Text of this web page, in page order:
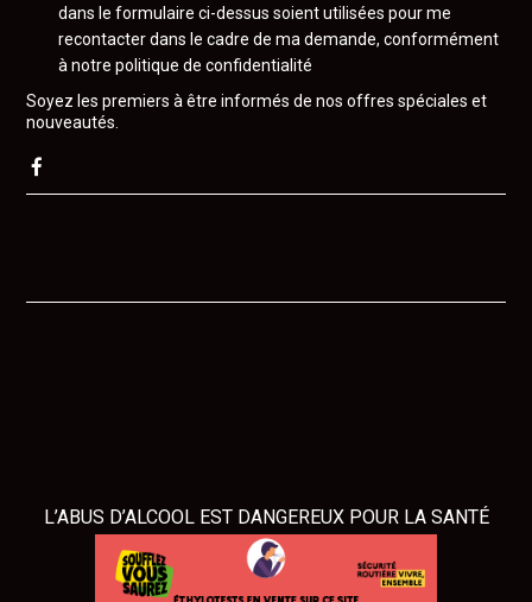
dans le formulaire ci-dessus soient utilisées pour me
recontacter dans le cadre de ma demande, conformément
à notre politique de confidentialité
Soyez les premiers à être informés de nos offres spéciales et
nouveautés.
L’ABUS D’ALCOOL EST DANGEREUX POUR LA SANTÉ